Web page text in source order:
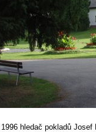
hledač pokladů